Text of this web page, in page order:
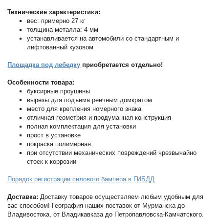
Технические характеристики:
вес: примерно 27 кг
толщина металла: 4 мм
устанавливается на автомобили со стандартным и
лифтованный кузовом
Площадка под лебедку приобретается отдельно!
Особенности товара:
буксирные проушины
вырезы для подъема реечным домкратом
место для крепления номерного знака
отличная геометрия и продуманная конструкция
полная комплектация для установки
прост в установке
покраска полимерная
при отсутствии механических повреждений чрезвычайно
стоек к коррозии
Порядок регистрации силового бампера в ГИБДД
Доставка: Доставку товаров осуществляем любым удобным для
вас способом! География наших поставок от Мурманска до
Владивостока, от Владикавказа до Петропавловска-Камчатского.